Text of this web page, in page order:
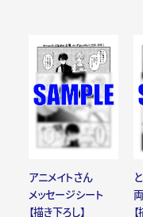
アニメイトさん
メッセージシート
【描き下ろし】